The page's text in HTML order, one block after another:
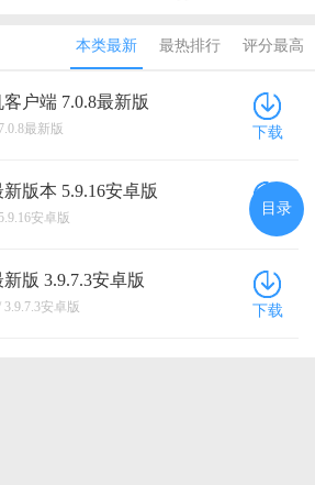
本类最新 最热排行 评分最高
户端 7.0.8最新版
最新版 下载
版本 5.9.16安卓版
安卓版 下载
版 3.9.7.3安卓版
安卓版 下载
目录